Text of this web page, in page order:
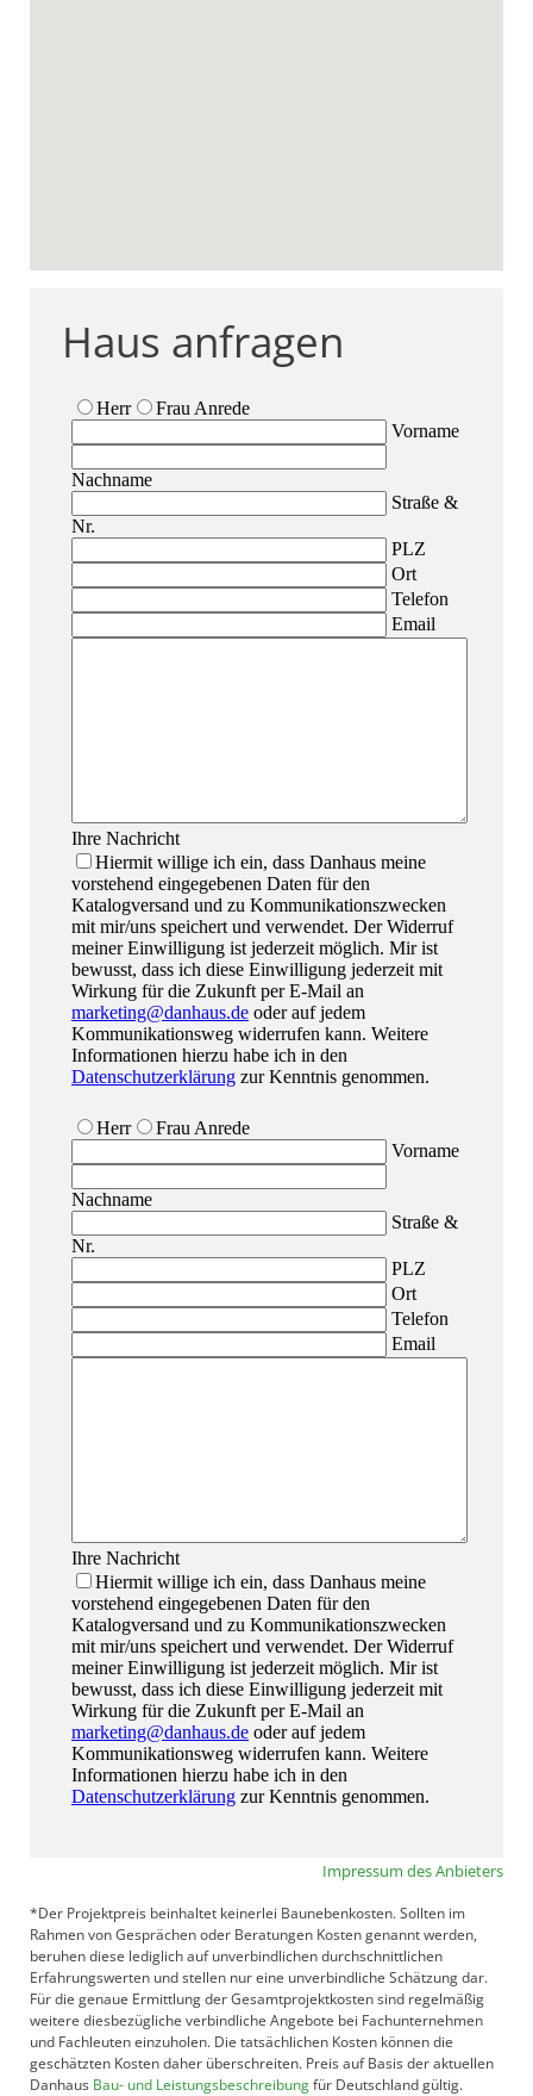
Haus anfragen
Impressum des Anbieters
*Der Projektpreis beinhaltet keinerlei Baunebenkosten. Sollten im
Rahmen von Gesprächen oder Beratungen Kosten genannt werden,
beruhen diese lediglich auf unverbindlichen durchschnittlichen
Erfahrungswerten und stellen nur eine unverbindliche Schätzung dar.
Für die genaue Ermittlung der Gesamtprojektkosten sind regelmäßig
weitere diesbezügliche verbindliche Angebote bei Fachunternehmen
und Fachleuten einzuholen. Die tatsächlichen Kosten können die
geschätzten Kosten daher überschreiten. Preis auf Basis der aktuellen
Danhaus Bau- und Leistungsbeschreibungfür Deutschland gültig.